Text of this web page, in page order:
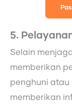
5.
Selain
memberikan
penghuni atau
memberikan